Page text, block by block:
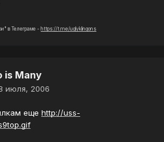
в Телеграме - https://t.me/uglyklingons
is Many
июля, 2006
еще http://uss-